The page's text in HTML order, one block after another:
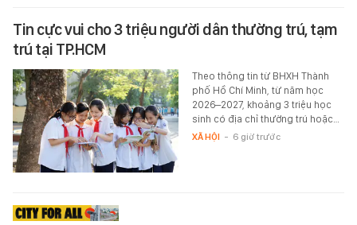
Tin cực vui cho 3 triệu người dân thường trú, tạm
trú tại TP.HCM
Theo thông tin từ BHXH Thành
phố Hồ Chí Minh, từ năm học
2026–2027, khoảng 3 triệu học
sinh có địa chỉ thường trú hoặc…
XÃ HỘI - 6 giờ trước